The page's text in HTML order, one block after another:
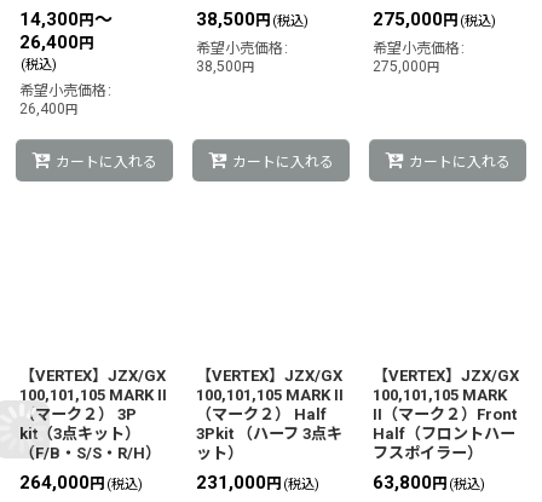
14,300円～
26,400円
(税込)
希望小売価格 :
26,400円
カートに入れる
38,500円 (税込)
希望小売価格 :
38,500円
カートに入れる
275,000円 (税込)
希望小売価格 :
275,000円
カートに入れる
【VERTEX】JZX/GX
100,101,105 MARK II
（マーク２） 3P
kit（3点キット）
（F/B・S/S・R/H）
264,000円 (税込)
【VERTEX】JZX/GX
100,101,105 MARK II
（マーク２） Half
3Pkit （ハーフ 3点キ
ット）
231,000円 (税込)
【VERTEX】JZX/GX
100,101,105 MARK
II（マーク２）Front
Half（フロントハー
フスポイラー）
63,800円 (税込)